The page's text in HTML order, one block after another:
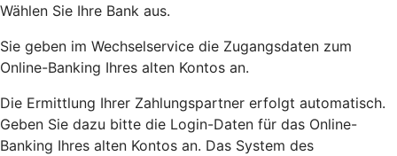
Wählen Sie Ihre Bank aus.
Sie geben im Wechselservice die Zugangsdaten zum
Online-Banking Ihres alten Kontos an.
Die Ermittlung Ihrer Zahlungspartner erfolgt automatisch.
Geben Sie dazu bitte die Login-Daten für das Online-
Banking Ihres alten Kontos an. Das System des